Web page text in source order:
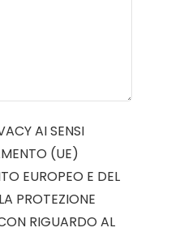
AI SENSI
(UE)
EUROPEO E DEL
PROTEZIONE
RIGUARDO AL